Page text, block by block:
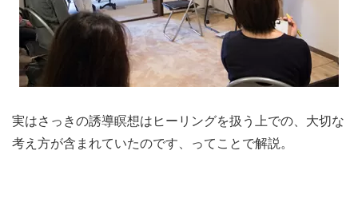
実はさっきの誘導瞑想はヒーリングを扱う上での、大切な
考え方が含まれていたのです、ってことで解説。